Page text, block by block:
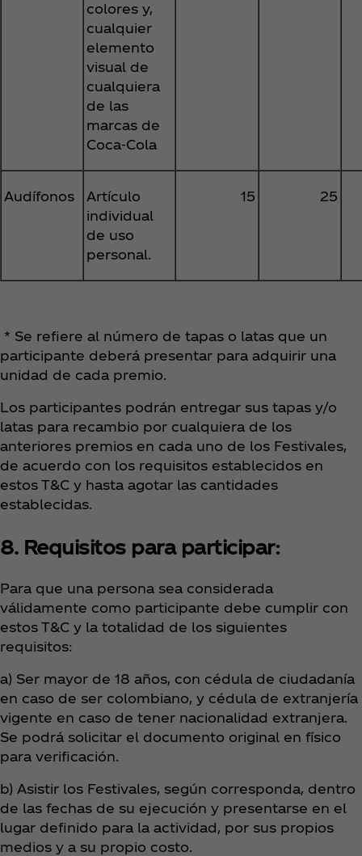
colores y,
cualquier
elemento
visual de
cualquiera
de las
marcas de
Coca‑Cola
Audífonos
Artículo
individual
de uso
personal.
15 25
* Se refiere al número de tapas o latas que un
participante deberá presentar para adquirir una
unidad de cada premio.
Los participantes podrán entregar sus tapas y/o
latas para recambio por cualquiera de los
anteriores premios en cada uno de los Festivales,
de acuerdo con los requisitos establecidos en
estos T&C y hasta agotar las cantidades
establecidas.
8. Requisitos para participar:
Para que una persona sea considerada
válidamente como participante debe cumplir con
estos T&C y la totalidad de los siguientes
requisitos:
a) Ser mayor de 18 años, con cédula de ciudadanía
en caso de ser colombiano, y cédula de extranjería
vigente en caso de tener nacionalidad extranjera.
Se podrá solicitar el documento original en físico
para verificación.
b) Asistir los Festivales, según corresponda, dentro
de las fechas de su ejecución y presentarse en el
lugar definido para la actividad, por sus propios
medios y a su propio costo.